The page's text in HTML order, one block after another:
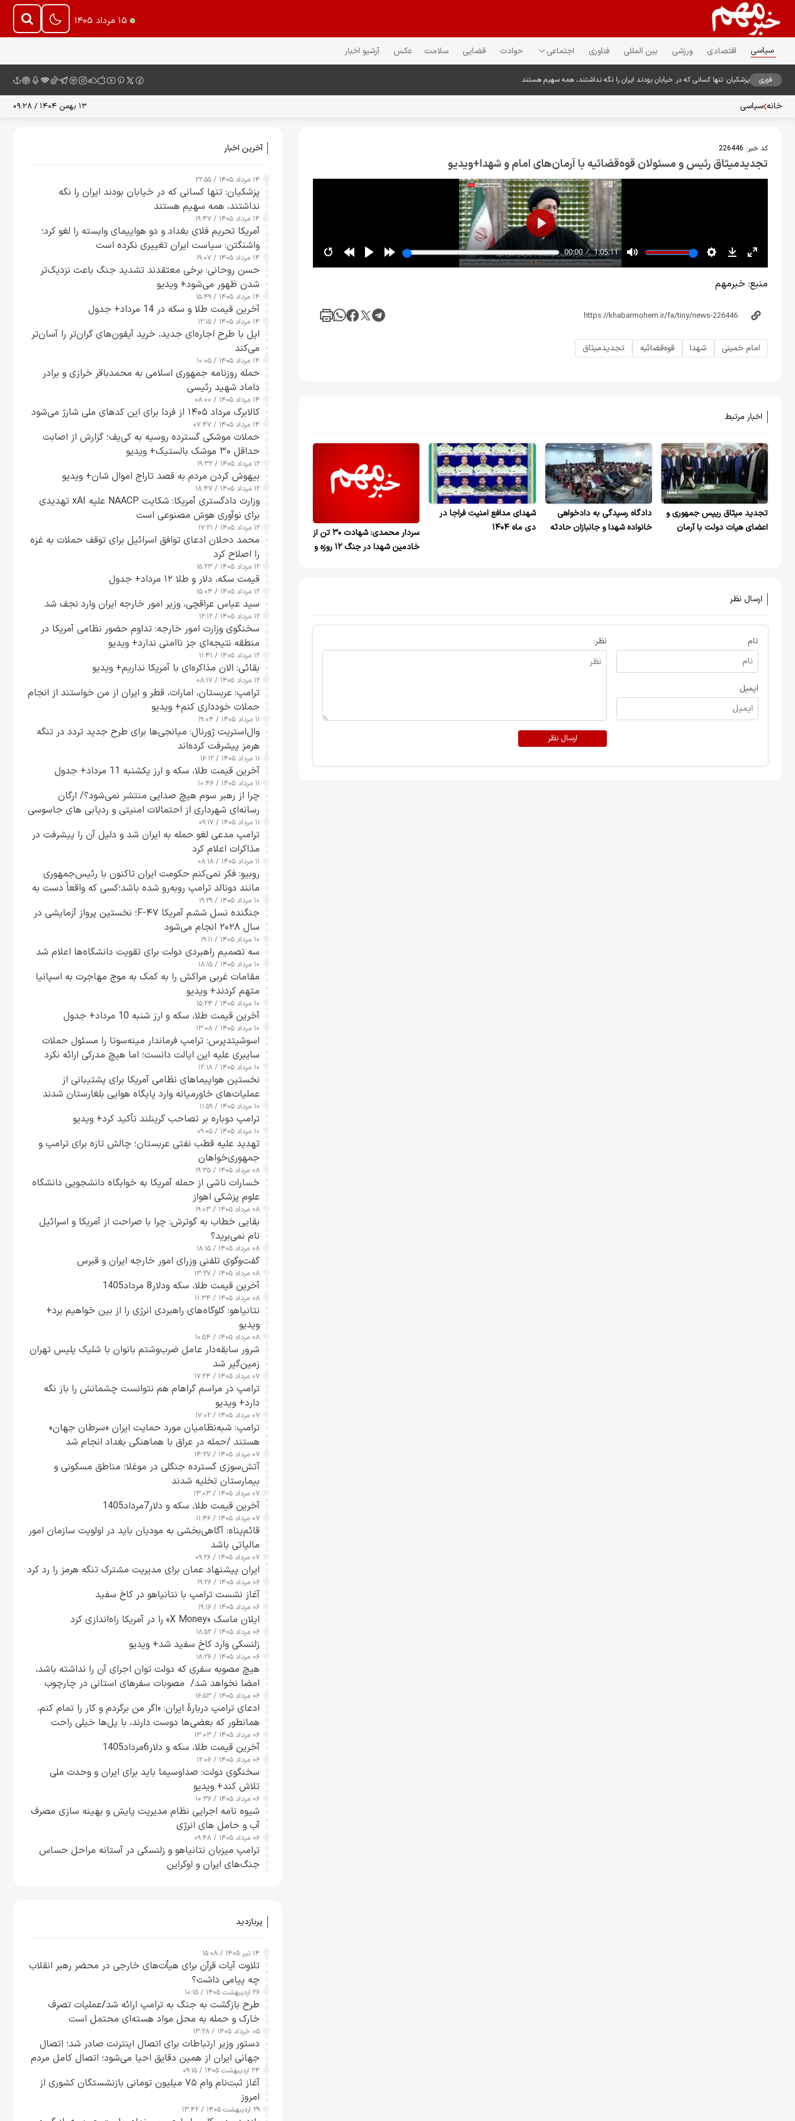
۱۵ مرداد ۱۴۰۵
سیاسی اقتصادی ورزشی بین المللی فناوری اجتماعی حوادث قضایی سلامت عکس آرشیو اخبار
فوری پزشکیان: تنها کسانی که در خیابان بودند ایران را نگه نداشتند، همه سهیم هستند
خانه سیاسی ۱۳ بهمن ۱۴۰۴ / ۰۹:۲۸
کد خبر: 226446
تجدید‌میثاق رئیس و مسئولان قوه‌قضائیه با آرمان‌های امام و شهدا+ویدیو
منبع: خبر‌مهم
امام خمینی شهدا قوه‌قضائیه تجدید‌میثاق
اخبار مرتبط
تجدید میثاق رییس جمهوری و
اعضای هیات دولت با آرمان
دادگاه رسیدگی به دادخواهی
خانواده شهدا و جانبازان حادثه
شهدای مدافع امنیت فراجا در
دی ماه ۱۴۰۴
سردار محمدی: شهادت ۳۰ تن از
خادمین شهدا در جنگ ۱۲ روزه و
ارسال نظر
نام
ایمیل
نظر:
ارسال نظر
آخرین اخبار
۱۴ مرداد ۱۴۰۵ / ۲۲:۵۵
پزشکیان: تنها کسانی که در خیابان بودند ایران را نگه
نداشتند، همه سهیم هستند
۱۴ مرداد ۱۴۰۵ / ۱۹:۴۷
آمریکا تحریم فلای بغداد و دو هواپیمای وابسته را لغو کرد؛
واشنگتن: سیاست ایران تغییری نکرده است
۱۴ مرداد ۱۴۰۵ / ۱۹:۰۷
حسن روحانی: برخی معتقدند تشدید جنگ باعث نزدیک‌تر
شدن ظهور می‌شود+ ویدیو
۱۴ مرداد ۱۴۰۵ / ۱۵:۴۹
آخرین قیمت طلا و سکه در 14 مرداد+ جدول
۱۴ مرداد ۱۴۰۵ / ۱۲:۱۵
اپل با طرح اجاره‌ای جدید، خرید آیفون‌های گران‌تر را آسان‌تر
می‌کند
۱۴ مرداد ۱۴۰۵ / ۱۰:۰۵
حمله روزنامه جمهوری اسلامی به محمدباقر خرازی و برادر
داماد شهید رئیسی
۱۴ مرداد ۱۴۰۵ / ۰۸:۰۰
کالابرگ مرداد ۱۴۰۵ از فردا برای این کدهای ملی شارژ می‌شود
۱۴ مرداد ۱۴۰۵ / ۰۷:۴۷
حملات موشکی گسترده روسیه به کی‌یف؛ گزارش از اصابت
حداقل ۳۰ موشک بالستیک+ ویدیو
۱۲ مرداد ۱۴۰۵ / ۱۹:۳۲
بیهوش کردن مردم به قصد تاراج اموال شان+ ویدیو
۱۲ مرداد ۱۴۰۵ / ۱۸:۴۷
وزارت دادگستری آمریکا: شکایت NAACP علیه xAI تهدیدی
برای نوآوری هوش مصنوعی است
۱۲ مرداد ۱۴۰۵ / ۱۷:۲۱
محمد دحلان ادعای توافق اسرائیل برای توقف حملات به غزه
را اصلاح کرد
۱۲ مرداد ۱۴۰۵ / ۱۵:۲۳
قیمت سکه، دلار و طلا ۱۲ مرداد+ جدول
۱۲ مرداد ۱۴۰۵ / ۱۵:۰۴
سید عباس عراقچی، وزیر امور خارجه ایران وارد نجف شد
۱۲ مرداد ۱۴۰۵ / ۱۲:۱۲
سخنگوی وزارت امور خارجه: تداوم حضور نظامی آمریکا در
منطقه نتیجه‌ای جز ناامنی ندارد+ ویدیو
۱۲ مرداد ۱۴۰۵ / ۱۱:۴۱
بقائی: الان مذاکره‌ای با آمریکا نداریم+ ویدیو
۱۲ مرداد ۱۴۰۵ / ۰۸:۱۷
ترامپ: عربستان، امارات، قطر و ایران از من خواستند از انجام
حملات خودداری کنم+ ویدیو
۱۱ مرداد ۱۴۰۵ / ۱۹:۰۴
وال‌استریت ژورنال: میانجی‌ها برای طرح جدید تردد در تنگه
هرمز پیشرفت کرده‌اند
۱۱ مرداد ۱۴۰۵ / ۱۶:۱۲
آخرین قیمت طلا، سکه و ارز یکشنبه 11 مرداد+ جدول
۱۱ مرداد ۱۴۰۵ / ۱۰:۴۶
چرا از رهبر سوم هیچ صدایی منتشر نمی‌شود؟/ ارگان
رسانه‌ای شهرداری از احتمالات امنیتی و ردیابی های جاسوسی
گفت
۱۱ مرداد ۱۴۰۵ / ۰۹:۱۷
ترامپ مدعی لغو حمله به ایران شد و دلیل آن را پیشرفت در
مذاکرات اعلام کرد
۱۱ مرداد ۱۴۰۵ / ۰۸:۱۸
روبیو: فکر نمی‌کنم حکومت ایران تاکنون با رئیس‌جمهوری
مانند دونالد ترامپ روبه‌رو شده باشد؛کسی که واقعاً دست به
اقدام می‌زند
۱۰ مرداد ۱۴۰۵ / ۱۹:۲۹
جنگنده نسل ششم آمریکا F-۴۷؛ نخستین پرواز آزمایشی در
سال ۲۰۲۸ انجام می‌شود
۱۰ مرداد ۱۴۰۵ / ۱۹:۱۱
سه تصمیم راهبردی دولت برای تقویت دانشگاه‌ها اعلام شد
۱۰ مرداد ۱۴۰۵ / ۱۸:۱۵
مقامات غربی مراکش را به کمک به موج مهاجرت به اسپانیا
متهم کردند+ ویدیو
۱۰ مرداد ۱۴۰۵ / ۱۵:۲۴
آخرین قیمت طلا، سکه و ارز شنبه 10 مرداد+ جدول
۱۰ مرداد ۱۴۰۵ / ۱۳:۰۸
اسوشیتدپرس: ترامپ فرماندار مینه‌سوتا را مسئول حملات
سایبری علیه این ایالت دانست؛ اما هیچ مدرکی ارائه نکرد
۱۰ مرداد ۱۴۰۵ / ۱۲:۱۸
نخستین هواپیماهای نظامی آمریکا برای پشتیبانی از
عملیات‌های خاورمیانه وارد پایگاه هوایی بلغارستان شدند
۱۰ مرداد ۱۴۰۵ / ۱۱:۵۹
ترامپ دوباره بر تصاحب گرینلند تأکید کرد+ ویدیو
۱۰ مرداد ۱۴۰۵ / ۰۹:۰۵
تهدید علیه قطب نفتی عربستان؛ چالش تازه برای ترامپ و
جمهوری‌خواهان
۰۸ مرداد ۱۴۰۵ / ۱۹:۳۵
خسارات ناشی از حمله آمریکا به خوابگاه دانشجویی دانشگاه
علوم پزشکی اهواز
۰۸ مرداد ۱۴۰۵ / ۱۹:۰۳
بقایی خطاب به گوترش: چرا با صراحت از آمریکا و اسرائیل
نام نمی‌برید؟
۰۸ مرداد ۱۴۰۵ / ۱۸:۱۵
گفت‌وگوی تلفنی وزرای امور خارجه ایران و قبرس
۰۸ مرداد ۱۴۰۵ / ۱۳:۲۷
آخرین قیمت طلا، سکه ودلار8 مرداد1405
۰۸ مرداد ۱۴۰۵ / ۱۱:۳۴
نتانیاهو: گلوگاه‌های راهبردی انرژی را از بین خواهیم برد+
ویدیو
۰۸ مرداد ۱۴۰۵ / ۱۰:۵۴
شرور سابقه‌دار عامل ضرب‌وشتم بانوان با شلیک پلیس تهران
زمین‌گیر شد
۰۷ مرداد ۱۴۰۵ / ۱۷:۲۴
ترامپ در مراسم گراهام هم نتوانست چشمانش را باز نگه
دارد+ ویدیو
۰۷ مرداد ۱۴۰۵ / ۱۷:۰۲
ترامپ: شبه‌نظامیان مورد حمایت ایران «سرطان جهان»
هستند /حمله در عراق با هماهنگی بغداد انجام شد
۰۷ مرداد ۱۴۰۵ / ۱۴:۲۷
آتش‌سوزی گسترده جنگلی در موغلا؛ مناطق مسکونی و
بیمارستان تخلیه شدند
۰۷ مرداد ۱۴۰۵ / ۱۳:۰۳
آخرین قیمت طلا، سکه و دلار7مرداد1405
۰۷ مرداد ۱۴۰۵ / ۱۱:۴۶
قائم‌پناه: آگاهی‌بخشی به مودیان باید در اولویت سازمان امور
مالیاتی باشد
۰۷ مرداد ۱۴۰۵ / ۰۹:۲۶
ایران پیشنهاد عمان برای مدیریت مشترک تنگه هرمز را رد کرد
۰۶ مرداد ۱۴۰۵ / ۱۹:۲۶
آغاز نشست ترامپ با نتانیاهو در کاخ سفید
۰۶ مرداد ۱۴۰۵ / ۱۹:۱۶
ایلان ماسک «X Money» را در آمریکا راه‌اندازی کرد
۰۶ مرداد ۱۴۰۵ / ۱۸:۵۲
زلنسکی وارد کاخ سفید شد+ ویدیو
۰۶ مرداد ۱۴۰۵ / ۱۸:۲۶
هیچ مصوبه سفری که دولت توان اجرای آن را نداشته باشد،
امضا نخواهد شد/ مصوبات سفرهای استانی در چارچوب
قانون بودجه است+ عکس
۰۶ مرداد ۱۴۰۵ / ۱۶:۵۳
ادعای ترامپ دربارهٔ ایران: «اگر من برگردم و کار را تمام کنم،
همانطور که بعضی‌ها دوست دارند، با پل‌ها خیلی راحت
می‌توانم بیشتر پل‌هایشان را در کمتر از یک ساعت از بین
ببرم+ ویدیو
۰۶ مرداد ۱۴۰۵ / ۱۳:۰۳
آخرین قیمت طلا، سکه و دلار6مرداد1405
۰۶ مرداد ۱۴۰۵ / ۱۲:۰۶
سخنگوی دولت: صداوسیما باید برای ایران و وحدت ملی
تلاش کند+ ویدیو
۰۶ مرداد ۱۴۰۵ / ۱۰:۳۶
شیوه نامه اجرایی نظام مدیریت پایش و بهینه سازی مصرف
آب و حامل های انرژی
۰۶ مرداد ۱۴۰۵ / ۰۹:۴۸
ترامپ میزبان نتانیاهو و زلنسکی در آستانه مراحل حساس
جنگ‌های ایران و اوکراین
پربازدید
۱۴ تیر ۱۴۰۵ / ۱۵:۰۸
تلاوت آیات قرآن برای هیأت‌های خارجی در محضر رهبر انقلاب
چه پیامی داشت؟
۲۶ اردیبهشت ۱۴۰۵ / ۱۰:۱۵
طرح‌ بازگشت به جنگ به ترامپ ارائه شد/عملیات تصرف
خارک و حمله به محل مواد هسته‌ای محتمل است
۰۵ خرداد ۱۴۰۵ / ۱۳:۲۸
دستور وزیر ارتباطات برای اتصال اینترنت صادر شد؛ اتصال
جهانی ایران از همین دقایق احیا می‌شود؛ اتصال کامل مردم
تا ۲۴ ساعت آینده
۲۴ اردیبهشت ۱۴۰۵ / ۰۹:۱۵
آغاز ثبت‌نام وام ۷۵ میلیون تومانی بازنشستگان کشوری از
امروز
۲۹ اردیبهشت ۱۴۰۵ / ۱۳:۴۲